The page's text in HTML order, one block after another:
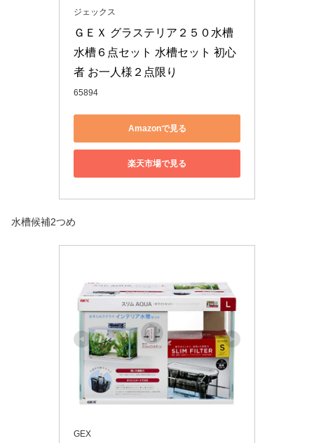
ジェックス
ＧＥＸ グラステリア２５０水槽
水槽６点セット 水槽セット 初心
者 お一人様２点限り
65894
Amazonで見る
楽天市場で見る
水槽候補2つめ
GEX